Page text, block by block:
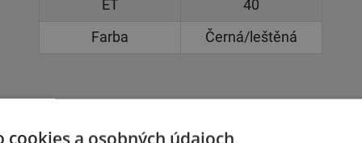
ET
40
Farba
Černá/leštěná